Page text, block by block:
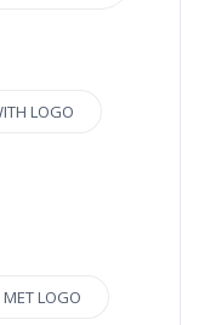
LOGO
MET LOGO